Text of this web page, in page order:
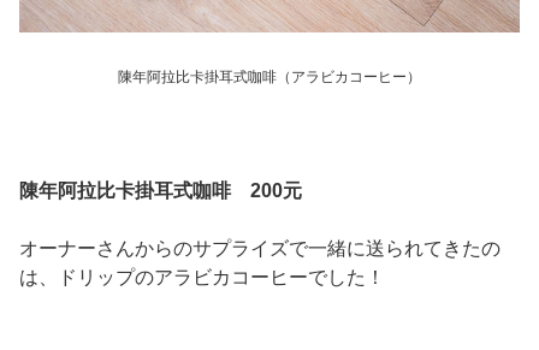
陳年阿拉比卡掛耳式咖啡（アラビカコーヒー）
陳年阿拉比卡掛耳式咖啡 200元
オーナーさんからのサプライズで一緒に送られてきたの
は、ドリップのアラビカコーヒーでした！